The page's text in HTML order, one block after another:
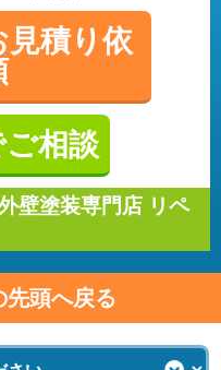
見積り依
相談
壁塗装専門店 リペ
先頭へ戻る